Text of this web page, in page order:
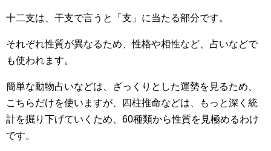
十二支は、干支で言うと「支」に当たる部分です。
それぞれ性質が異なるため、性格や相性など、占いなどで
も使われます。
簡単な動物占いなどは、ざっくりとした運勢を見るため、
こちらだけを使いますが、四柱推命などは、もっと深く統
計を掘り下げていくため、60種類から性質を見極めるわけ
です。